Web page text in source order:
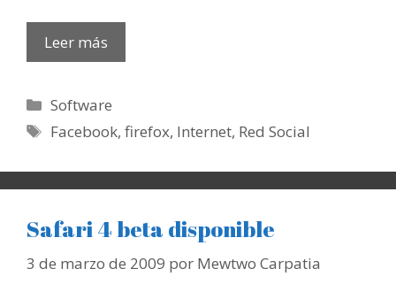
Leer más
Categorías
Software
Etiquetas
Facebook,firefox, Internet, Red Social
Safari 4 beta disponible
3 de marzo de 2009 por Mewtwo Carpatia